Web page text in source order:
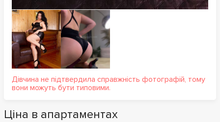
Дівчина не підтвердила справжність фотографій, тому
вони можуть бути типовими.
Ціна в апартаментах